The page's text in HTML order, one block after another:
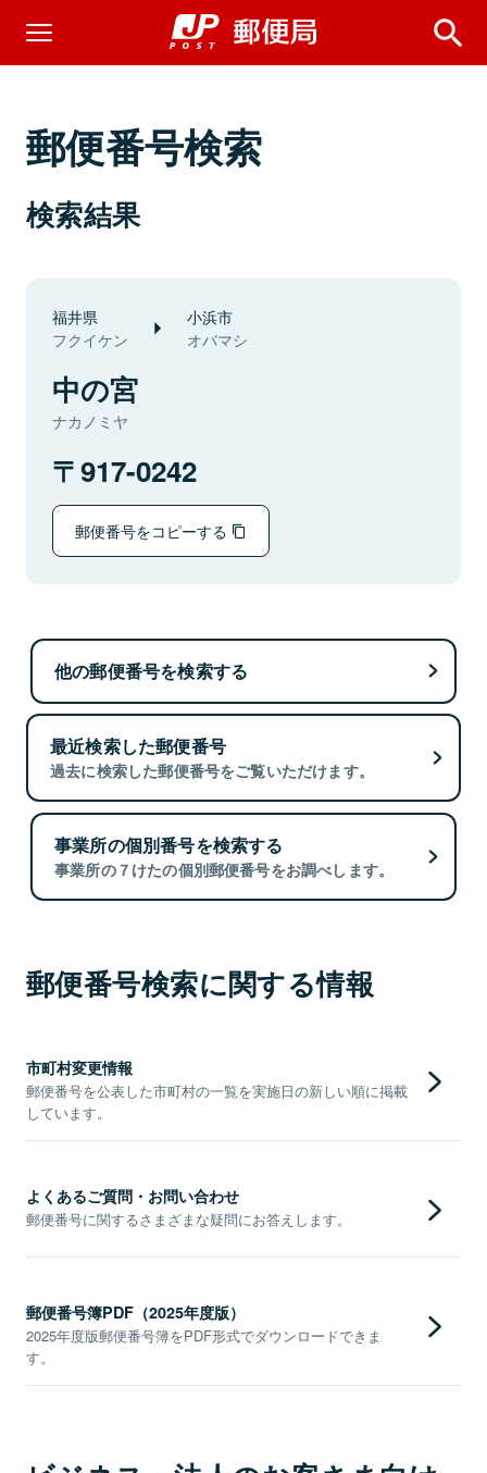
郵便番号検索
検索結果
福井県
フクイケン
小浜市
オバマシ
中の宮
ナカノミヤ
917-0242
郵便番号をコピーする
他の郵便番号を検索する
最近検索した郵便番号
過去に検索した郵便番号をご覧いただけます。
事業所の個別番号を検索する
事業所の７けたの個別郵便番号をお調べします。
郵便番号検索に関する情報
市町村変更情報
郵便番号を公表した市町村の一覧を実施日の新しい順に掲載
しています。
よくあるご質問・お問い合わせ
郵便番号に関するさまざまな疑問にお答えします。
郵便番号簿PDF（2025年度版）
2025年度版郵便番号簿をPDF形式でダウンロードできま
す。